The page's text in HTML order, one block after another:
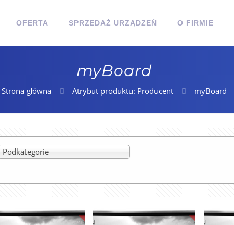
OFERTA SPRZEDAŻ URZĄDZEŃ O FIRMIE
myBoard
Strona główna Atrybut produktu: Producent myBoard
Podkategorie